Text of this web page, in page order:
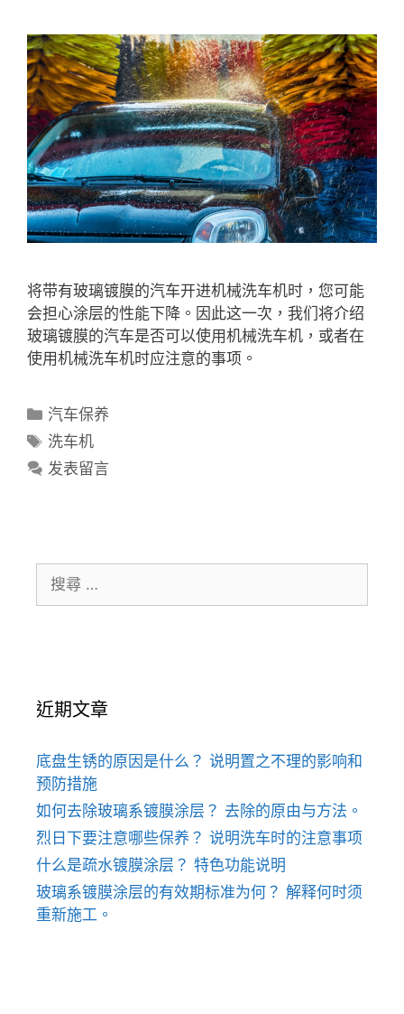
将带有玻璃镀膜的汽车开进机械洗车机时，您可能
会担心涂层的性能下降。因此这一次，我们将介绍
玻璃镀膜的汽车是否可以使用机械洗车机，或者在
使用机械洗车机时应注意的事项。
汽车保养
洗车机
发表留言
近期文章
底盘生锈的原因是什么？ 说明置之不理的影响和
预防措施
如何去除玻璃系镀膜涂层？ 去除的原由与方法。
烈日下要注意哪些保养？ 说明洗车时的注意事项
什么是疏水镀膜涂层？ 特色功能说明
玻璃系镀膜涂层的有效期标准为何？ 解释何时须
重新施工。